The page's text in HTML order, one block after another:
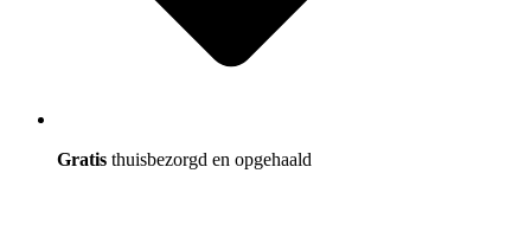
Gratis thuisbezorgd en opgehaald